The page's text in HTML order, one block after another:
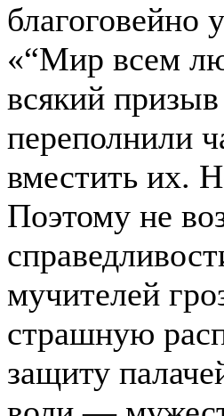
благоговейно
«“Мир всем
всякий
переполнили
вместить их.
Поэтому не
мучителей
страшную
защиту